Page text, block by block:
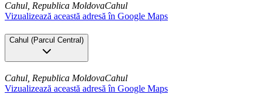
Cahul, Republica MoldovaCahul
Vizualizează această adresă în Google Maps
Cahul (Parcul Central )
Cahul, Republica MoldovaCahul
Vizualizează această adresă în Google Maps